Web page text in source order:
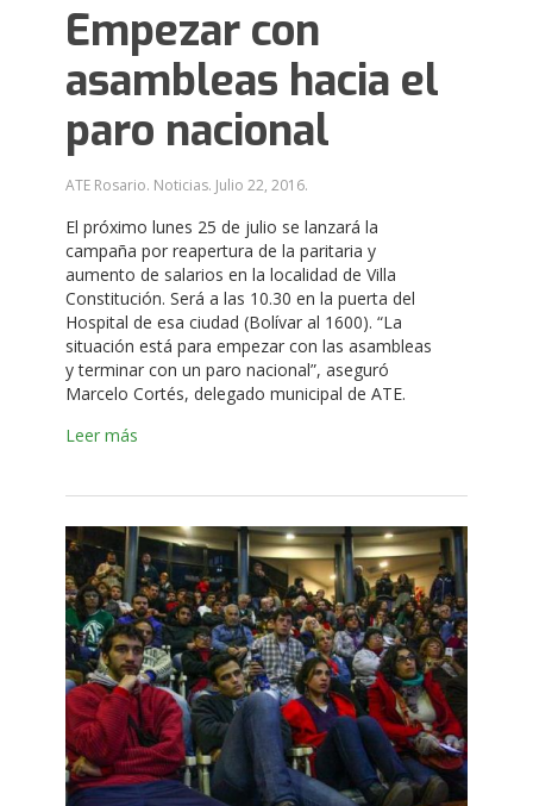
Empezar con
asambleas hacia el
paro nacional
ATE Rosario. Noticias. Julio 22, 2016.
El próximo lunes 25 de julio se lanzará la
campaña por reapertura de la paritaria y
aumento de salarios en la localidad de Villa
Constitución. Será a las 10.30 en la puerta del
Hospital de esa ciudad (Bolívar al 1600). “La
situación está para empezar con las asambleas
y terminar con un paro nacional”, aseguró
Marcelo Cortés, delegado municipal de ATE.
Leer más